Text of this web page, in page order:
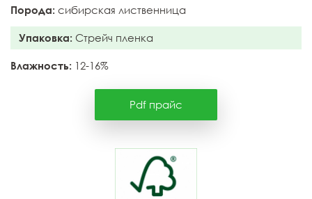
Порода: сибирская лиственница
Упаковка: Стрейч пленка
Влажность: 12-16%
Pdf прайс